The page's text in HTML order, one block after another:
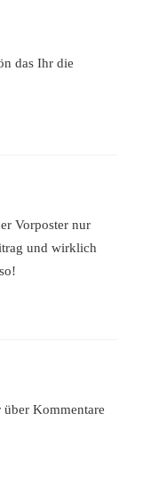
das Ihr die
Vorposter nur
und wirklich
Kommentare